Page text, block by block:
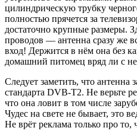
цилиндрическую трубку
полностью прячется за
достаточно крупные размеры.
проводов — антенна сразу же
вход! Держится в нём она без
домашний питомец вряд ли с
Следует заметить, что антенна
стандарта DVB-T2. Не верьте
что она ловит в том числе
Чудес на свете не бывает, это
Не врёт реклама только про то,